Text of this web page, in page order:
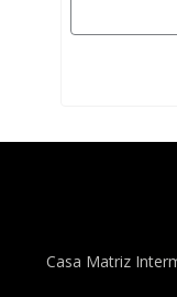
Casa Matriz